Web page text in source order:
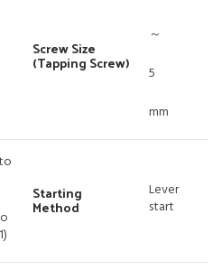
Screw Size
(Tapping Screw)
～
5
mm
Starting
Method
Lever
start